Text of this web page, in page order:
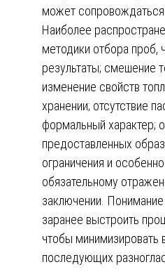
может
Наиболее
методики отбора проб,
результаты; смешение
изменение свойств
хранении; отсутствие
формальный характер;
предоставленных
ограничения и
обязательному
заключении.
заранее выстроить
чтобы минимизировать
последующих